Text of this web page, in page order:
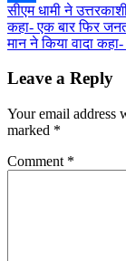
Share
Post
navigation
सीएम धामी ने
कहा- एक बार फिर
मान ने किया वादा
Leave a Reply
Your email address
marked *
Comment *